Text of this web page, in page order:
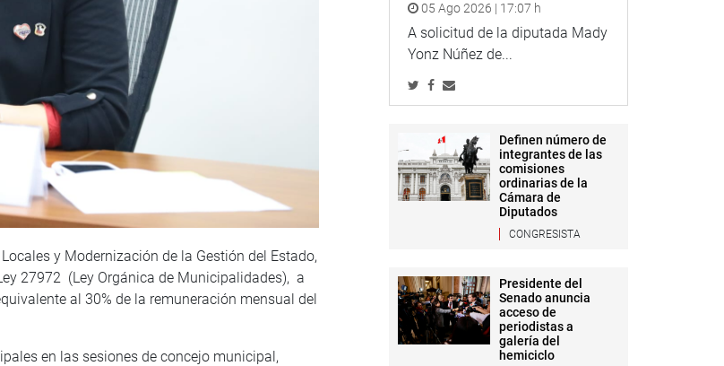
y Modernización de la Gestión del Estado,
27972 (Ley Orgánica de Municipalidades), a
al 30% de la remuneración mensual del
en las sesiones de concejo municipal,
05 Ago 2026 | 17:07 h
A solicitud de la diputada Mady
Yonz Núñez de...
Definen número de
integrantes de las
comisiones
ordinarias de la
Cámara de
Diputados
CONGRESISTA
Presidente del
Senado anuncia
acceso de
periodistas a
galería del
hemiciclo